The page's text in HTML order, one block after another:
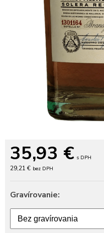
35,93 € s DPH
29,21 € bez DPH
Gravírovanie: